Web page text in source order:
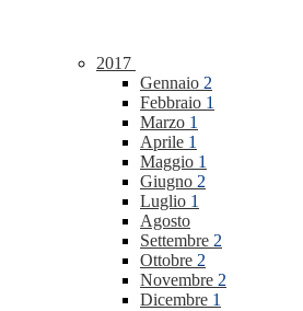
2017
Gennaio 2
Febbraio 1
Marzo 1
Aprile 1
Maggio 1
Giugno 2
Luglio 1
Agosto
Settembre 2
Ottobre 2
Novembre 2
Dicembre 1